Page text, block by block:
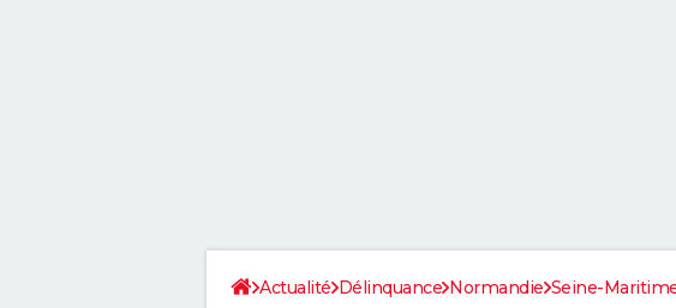
Actualité Délinquance Normandie Seine-